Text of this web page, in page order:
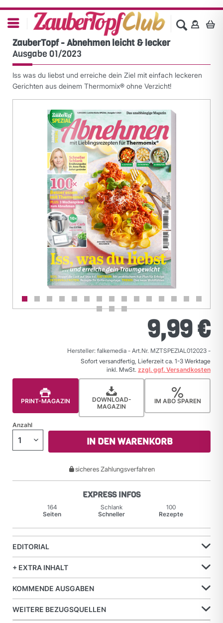
ZauberTopf - Abnehmen leicht & lecker
Ausgabe 01/2023
Iss was du liebst und erreiche dein Ziel mit einfach leckeren
Gerichten aus deinem Thermomix® ohne Verzicht!
9,99 €
Hersteller: falkemedia - Art.Nr. MZTSPEZIAL012023 -
Sofort versandfertig, Lieferzeit ca. 1-3 Werktage
inkl. MwSt. zzgl. ggf. Versandkosten
PRINT-MAGAZIN
DOWNLOAD-
MAGAZIN
IM ABO SPAREN
Anzahl
IN DEN WARENKORB
sicheres Zahlungsverfahren
EXPRESS INFOS
164
Seiten
Schlank
Schneller
100
Rezepte
EDITORIAL
+ EXTRA INHALT
KOMMENDE AUSGABEN
WEITERE BEZUGSQUELLEN